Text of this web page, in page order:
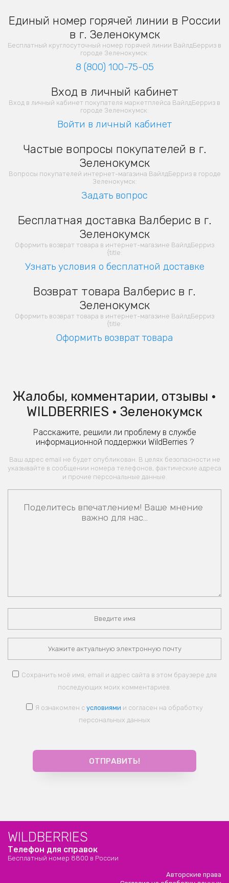
Единый номер горячей линии в России
в г. Зеленокумск
Бесплатный круглосуточный номер горячей линии ВайлдБерриз в
городе Зеленокумск:
8 (800) 100-75-05
Вход в личный кабинет
Вход в личный кабинет покупателя маркетплейса ВайлдБерриз в
городе Зеленокумск:
Войти в личный кабинет
Частые вопросы покупателей в г.
Зеленокумск
Вопросы покупателей интернет-магазина ВайлдБерриз в городе
Зеленокумск:
Задать вопрос
Бесплатная доставка Валберис в г.
Зеленокумск
Оформить возврат товара в интернет-магазине ВайлдБерриз
{title:
Узнать условия о бесплатной доставке
Возврат товара Валберис в г.
Зеленокумск
Оформить возврат товара в интернет-магазине ВайлдБерриз
{title:
Оформить возврат товара
Жалобы, комментарии, отзывы •
WILDBERRIES • Зеленокумск
Расскажите, решили ли проблему в службе
информационной поддержки WildBerries ?
Ваш адрес email не будет опубликован. В целях безопасности не
указывайте в сообщении номера телефонов, фактические адреса
и прочие персональные данные.
Сохранить моё имя, email и адрес сайта в этом браузере для
последующих моих комментариев.
Я ознакомлен с условиями и согласен на обработку
персональных данных
WILDBERRIES
Телефон для справок
Бесплатный номер 8800 в России
Авторские права